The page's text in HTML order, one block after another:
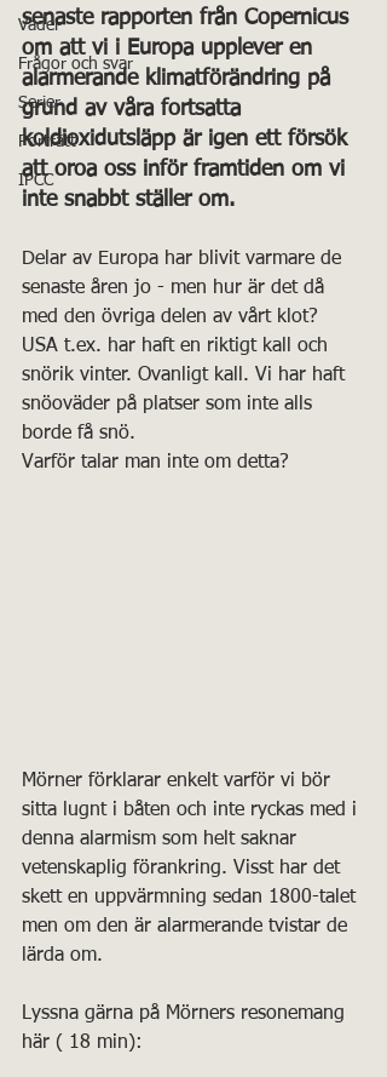
Väder
Frågor och svar
Serier
Porträtt
IPCC
senaste rapporten från Copernicus
om att vi i Europa upplever en
alarmerande klimatförändring på
grund av våra fortsatta
koldioxidutsläpp är igen ett försök
att oroa oss inför framtiden om vi
inte snabbt ställer om.
Delar av Europa har blivit varmare de
senaste åren jo - men hur är det då
med den övriga delen av vårt klot?
USA t.ex. har haft en riktigt kall och
snörik vinter. Ovanligt kall. Vi har haft
snöoväder på platser som inte alls
borde få snö.
Varför talar man inte om detta?
Mörner förklarar enkelt varför vi bör
sitta lugnt i båten och inte ryckas med i
denna alarmism som helt saknar
vetenskaplig förankring. Visst har det
skett en uppvärmning sedan 1800-talet
men om den är alarmerande tvistar de
lärda om.
Lyssna gärna på Mörners resonemang
här ( 18 min):